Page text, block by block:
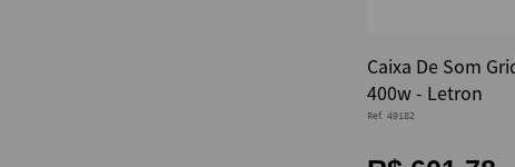
Caixa De Som
400w - Letron
Ref. 49182